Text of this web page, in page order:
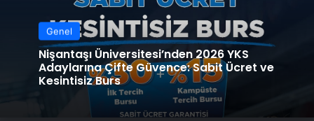
Genel
Nişantaşı Üniversitesi’nden 2026 YKS
Adaylarına Çifte Güvence: Sabit Ücret ve
Kesintisiz Burs